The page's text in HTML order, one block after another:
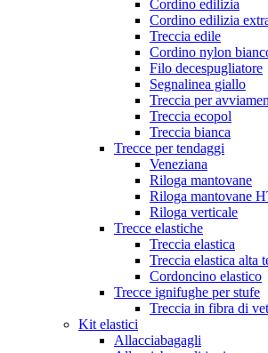
Cordino edilizia
Cordino edilizia
Treccia edile
Cordino nylon
Filo decespugliatore
Segnalinea giallo
Treccia per
Treccia ecopol
Treccia bianca
Trecce per tendaggi
Veneziana
Riloga mantovane
Riloga mantovane
Riloga verticale
Trecce elastiche
Treccia elastica
Treccia elastica alta
Cordoncino elastico
Trecce ignifughe per stufe
Treccia in fibra di
Kit elastici
Allacciabagagli